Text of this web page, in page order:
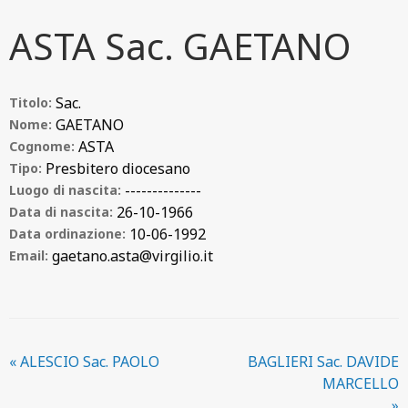
ASTA Sac. GAETANO
Titolo: Sac.
Nome: GAETANO
Cognome: ASTA
Tipo: Presbitero diocesano
Luogo di nascita: --------------
Data di nascita: 26-10-1966
Data ordinazione: 10-06-1992
Email: gaetano.asta@virgilio.it
«ALESCIO Sac. PAOLO
BAGLIERI Sac. DAVIDE
MARCELLO